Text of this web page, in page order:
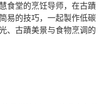
食堂的烹饪导师，在古蹟
易的技巧，一起製作低碳
、古蹟美景与食物烹调的